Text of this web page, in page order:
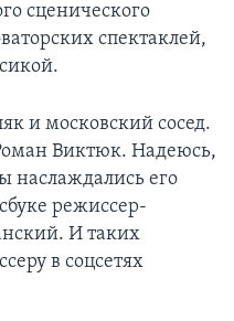
сценического
спектаклей,
и московский сосед.
Виктюк. Надеюсь,
наслаждались его
режиссер-
И таких
в соцсетях